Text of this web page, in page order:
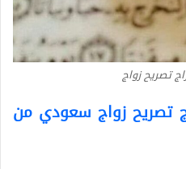
تصريح زواج
تصريح زواج سعودي من